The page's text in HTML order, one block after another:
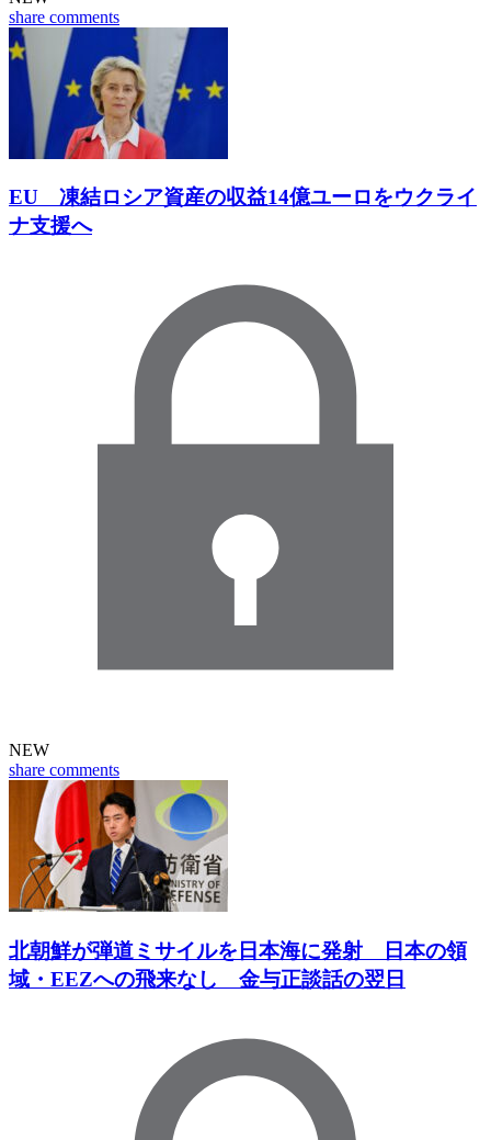
share comments
EU 凍結ロシア資産の収益14億ユーロをウクライ
ナ支援へ
NEW
share comments
北朝鮮が弾道ミサイルを日本海に発射 日本の領
域・EEZへの飛来なし 金与正談話の翌日